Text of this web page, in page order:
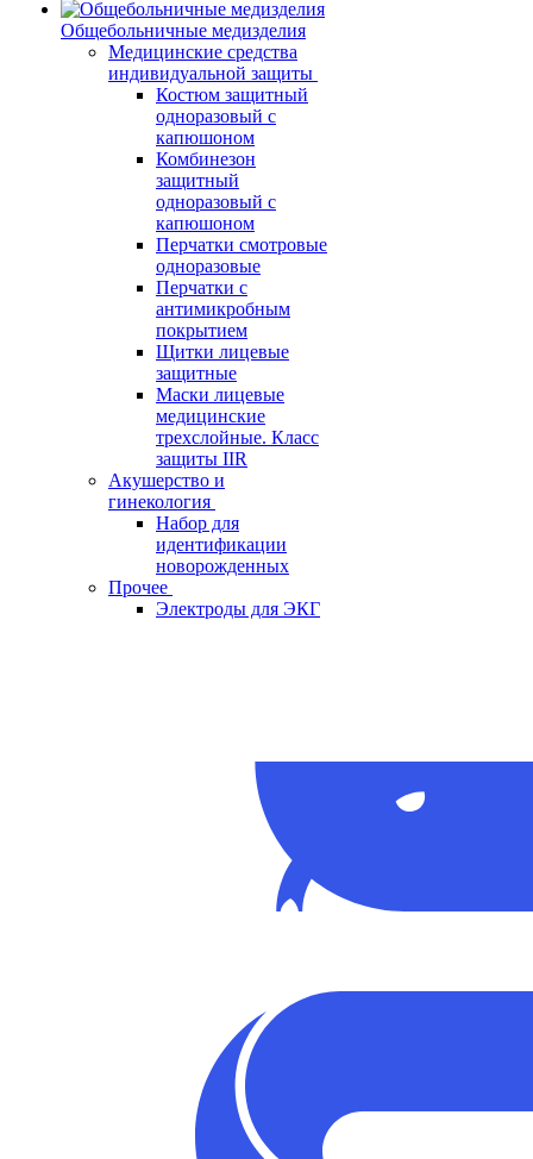
Общебольничные медизделия
Медицинские средства
индивидуальной защиты
Костюм защитный
одноразовый с
капюшоном
Комбинезон
защитный
одноразовый с
капюшоном
Перчатки смотровые
одноразовые
Перчатки с
антимикробным
покрытием
Щитки лицевые
защитные
Маски лицевые
медицинские
трехслойные. Класс
защиты IIR
Акушерство и
гинекология
Набор для
идентификации
новорожденных
Прочее
Электроды для ЭКГ